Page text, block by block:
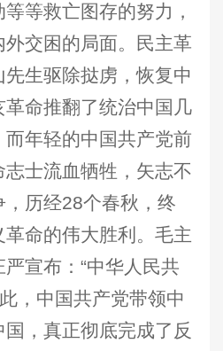
等救亡图存的努力，
交困的局面。民主革
生驱除挞虏，恢复中
命推翻了统治中国几
年轻的中国共产党前
士流血牺牲，矢志不
历经28个春秋，终
命的伟大胜利。毛主
宣布：“中华人民共
，中国共产党带领中
，真正彻底完成了反